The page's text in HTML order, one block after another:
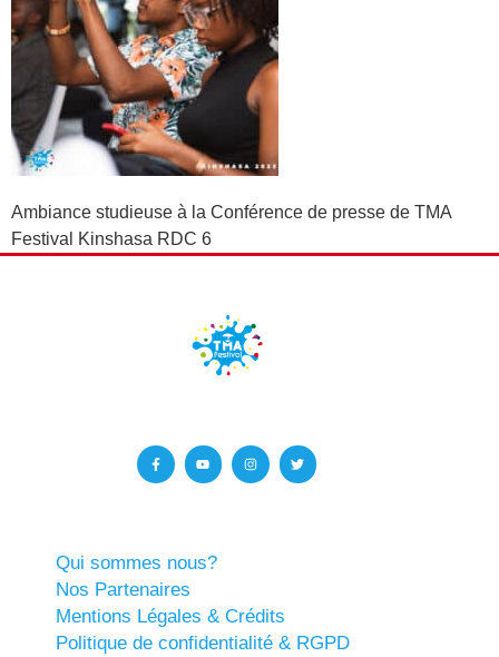
Ambiance studieuse à la Conférence de presse de TMA
Festival Kinshasa RDC 6
Qui sommes nous?
Nos Partenaires
Mentions Légales & Crédits
Politique de confidentialité & RGPD